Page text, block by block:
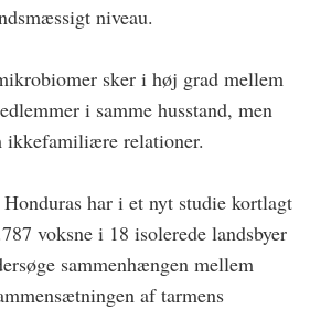
niveau.
sker i høj grad mellem
i samme husstand, men
ikkefamiliære relationer.
har i et nyt studie kortlagt
voksne i 18 isolerede landsbyer
sammenhængen mellem
af tarmens